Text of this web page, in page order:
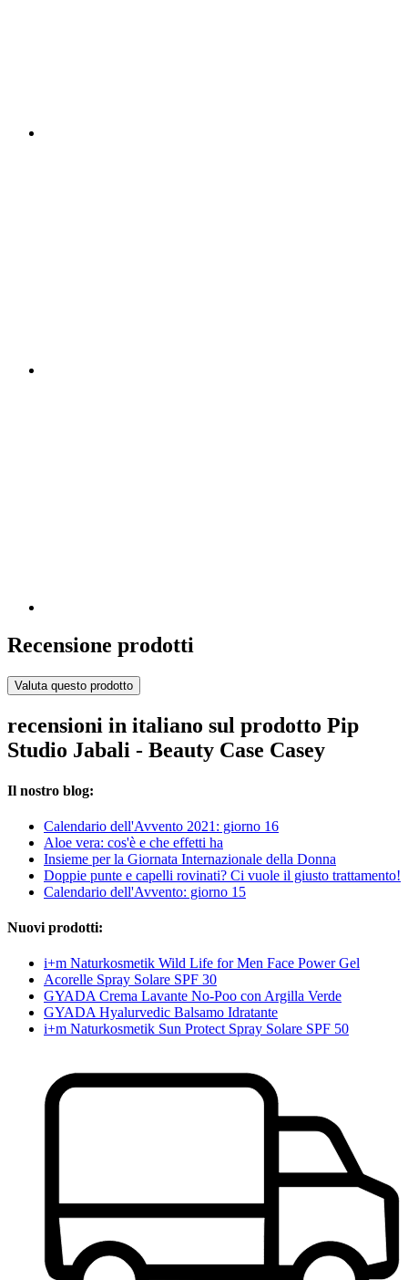
Recensione prodotti
Valuta questo prodotto
recensioni in italiano sul prodotto Pip
Studio Jabali - Beauty Case Casey
Il nostro blog:
Calendario dell'Avvento 2021: giorno 16
Aloe vera: cos'è e che effetti ha
Insieme per la Giornata Internazionale della Donna
Doppie punte e capelli rovinati? Ci vuole il giusto trattamento!
Calendario dell'Avvento: giorno 15
Nuovi prodotti:
i+m Naturkosmetik Wild Life for Men Face Power Gel
Acorelle Spray Solare SPF 30
GYADA Crema Lavante No-Poo con Argilla Verde
GYADA Hyalurvedic Balsamo Idratante
i+m Naturkosmetik Sun Protect Spray Solare SPF 50